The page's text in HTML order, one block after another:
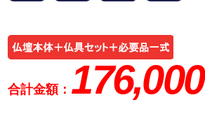
合計金額： 176,000